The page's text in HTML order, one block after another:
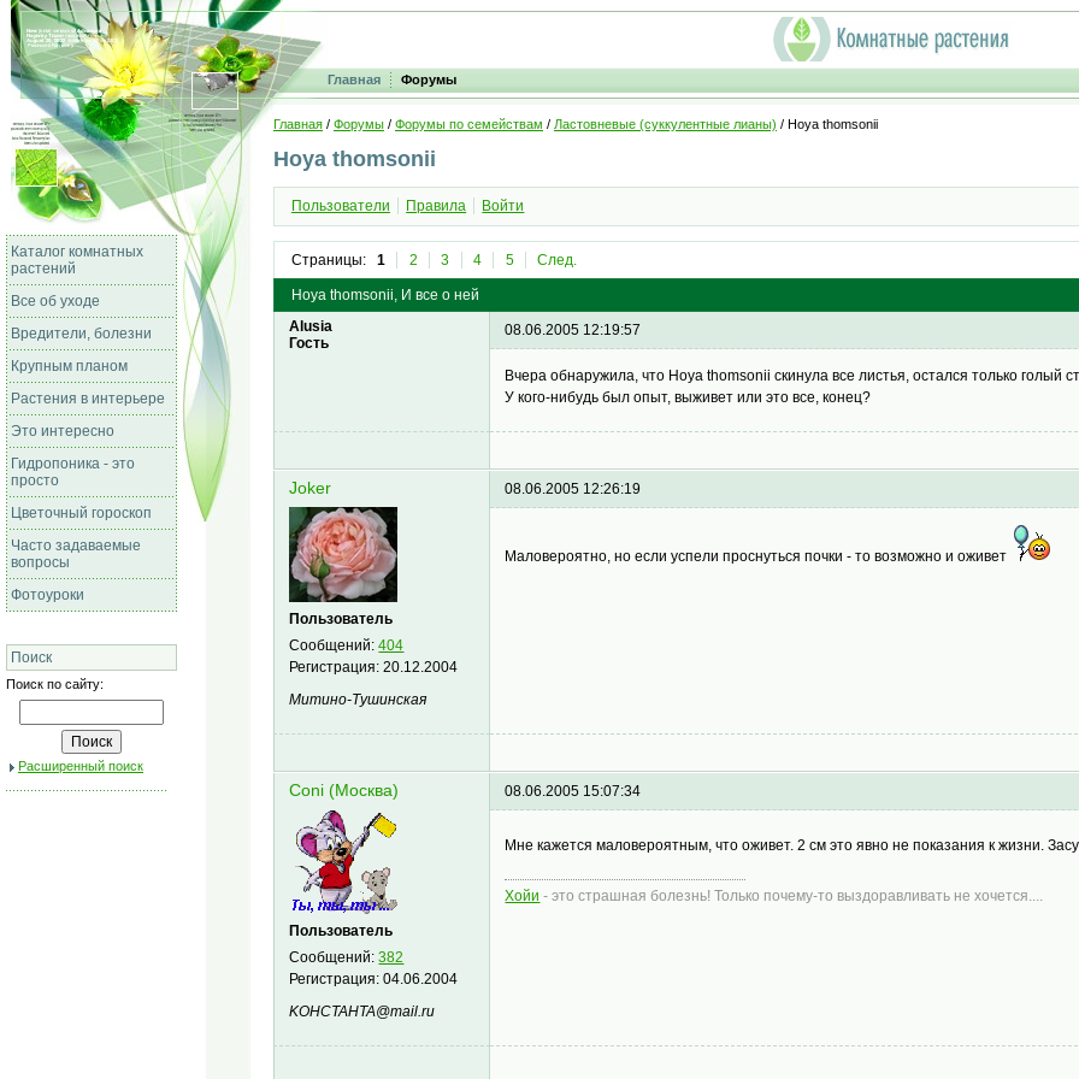
Главная Форумы
Каталог комнатных
растений
Все об уходе
Вредители, болезни
Крупным планом
Растения в интерьере
Это интересно
Гидропоника - это
просто
Цветочный гороскоп
Часто задаваемые
вопросы
Фотоуроки
Поиск
Поиск по сайту:
Расширенный поиск
Главная / Форумы / Форумы по семействам / Ластовневые (суккулентные лианы) / Hoya thomsonii
Hoya thomsonii
Пользователи Правила Войти
Страницы: 1 2 3 4 5 След.
Hoya thomsonii, И все о ней
Alusia
Гость
08.06.2005 12:19:57
Вчера обнаружила, что Hoya thomsonii скинула все листья, остался только голый
У кого-нибудь был опыт, выживет или это все, конец?
Joker
Пользователь
Сообщений:404
Регистрация:20.12.2004
Митино-Тушинская
08.06.2005 12:26:19
Маловероятно, но если успели проснуться почки - то возможно и оживет
Coni (Москва)
Пользователь
Сообщений:382
Регистрация:04.06.2004
KOHCTAHTA@mail.ru
08.06.2005 15:07:34
Мне кажется маловероятным, что оживет. 2 см это явно не показания к жизни.
Хойи - это страшная болезнь! Только почему-то выздоравливать не хочется....